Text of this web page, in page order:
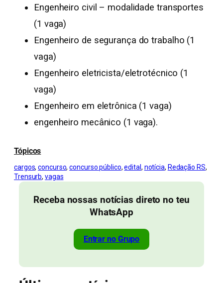
Engenheiro civil – modalidade transportes
(1 vaga)
Engenheiro de segurança do trabalho (1
vaga)
Engenheiro eletricista/eletrotécnico (1
vaga)
Engenheiro em eletrônica (1 vaga)
engenheiro mecânico (1 vaga).
Tópicos
cargos, concurso, concurso público, edital, notícia, Redação RS
Trensurb, vagas
Receba nossas notícias direto no teu
WhatsApp
Entrar no Grupo